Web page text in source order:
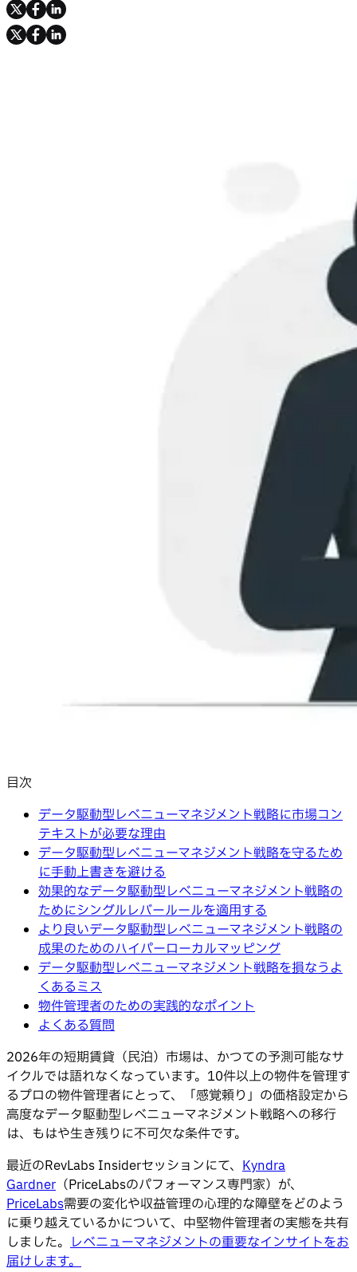
目次
データ駆動型レベニューマネジメント戦略に市場コン
テキストが必要な理由
データ駆動型レベニューマネジメント戦略を守るため
に手動上書きを避ける
効果的なデータ駆動型レベニューマネジメント戦略の
ためにシングルレバールールを適用する
より良いデータ駆動型レベニューマネジメント戦略の
成果のためのハイパーローカルマッピング
データ駆動型レベニューマネジメント戦略を損なうよ
くあるミス
物件管理者のための実践的なポイント
よくある質問
2026年の短期賃貸（民泊）市場は、かつての予測可能なサ
イクルでは語れなくなっています。10件以上の物件を管理す
るプロの物件管理者にとって、「感覚頼り」の価格設定から
高度なデータ駆動型レベニューマネジメント戦略への移行
は、もはや生き残りに不可欠な条件です。
最近のRevLabs Insiderセッションにて、 Kyndra
Gardner （PriceLabsのパフォーマンス専門家）が、
PriceLabs需要の変化や収益管理の心理的な障壁をどのよう
に乗り越えているかについて、中堅物件管理者の実態を共有
しました。 レベニューマネジメントの重要なインサイトをお
届けします。